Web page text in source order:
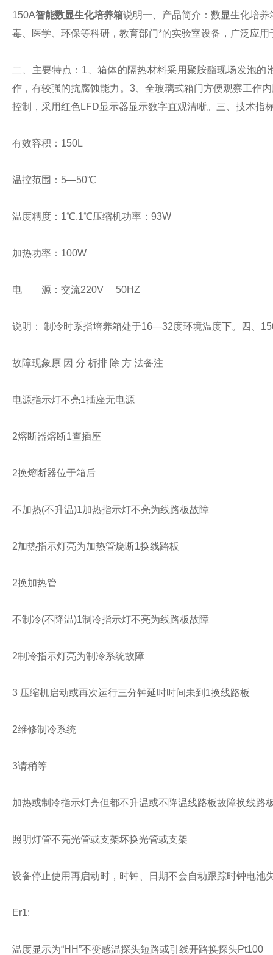
150A智能数显生化培养箱说明一、产品简介：数显生化培养
毒、医学、环保等科研，教育部门*的实验室设备，广泛应
二、主要特点： 1、箱体的隔热材料采用聚胺酯现场发泡的
作，有较强的抗腐蚀能力。 3、全玻璃式箱门方便观察工作
控制，采用红色LFD显示器显示数字直观清晰。 三、技术指
有效容积：150L
温控范围：5—50℃
温度精度：1℃.1℃压缩机功率：93W
加热功率：100W
电 源：交流220V 50HZ
说明： 制冷时系指培养箱处于16—32度环境温度下。 四、
故障现象原 因 分 析排 除 方 法备注
电源指示灯不亮1插座无电源
2熔断器熔断1查插座
2换熔断器位于箱后
不加热(不升温)1加热指示灯不亮为线路板故障
2加热指示灯亮为加热管烧断1换线路板
2换加热管
不制冷(不降温)1制冷指示灯不亮为线路板故障
2制冷指示灯亮为制冷系统故障
3 压缩机启动或再次运行三分钟延时时间未到1换线路板
2维修制冷系统
3请稍等
加热或制冷指示灯亮但都不升温或不降温线路板故障换线路
照明灯管不亮光管或支架坏换光管或支架
设备停止使用再启动时，时钟、日期不会自动跟踪时钟电池
Er1:
温度显示为“HH”不变感温探头短路或引线开路换探头Pt100